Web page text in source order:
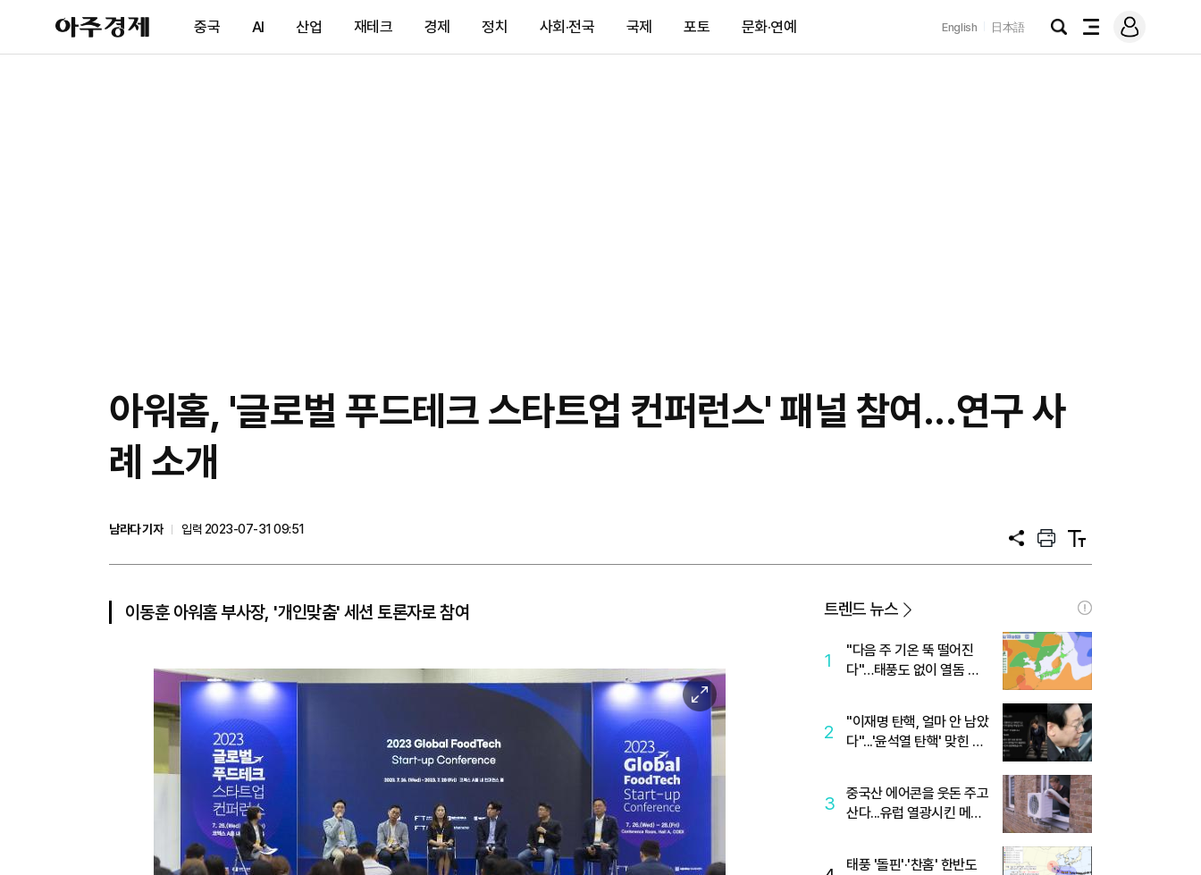
아
주
제
중국 AI 산업 재테크 경제 정치 사회·전국 국제 포토 문화·연예 English 日本語
검
전
메
그
아워홈, '글로벌 푸드테크 스타트업 컨퍼런스' 패널 참여...연구 사
례 소개
남라다 기자
입력 2023-07-31 09:51
공
프
트
텍
트
이동훈 아워홈 부사장, '개인맞춤' 세션 토론자로 참여
이
미
지
대
트렌드 뉴스
1
"다음 주 기온 뚝 떨어진
다"…태풍도 없이 열돔 박
2
"이재명 탄핵, 얼마 안 남았
다"...'윤석열 탄핵' 맞힌 무
3
중국산 에어콘을 웃돈 주고
산다...유럽 열광시킨 메이
태풍 '돌핀'·'찬홈' 한반도